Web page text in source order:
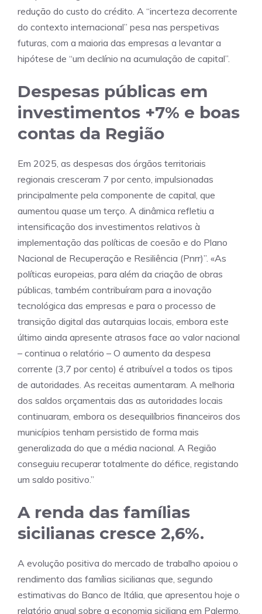
redução do custo do crédito. A “incerteza decorrente
do contexto internacional” pesa nas perspetivas
futuras, com a maioria das empresas a levantar a
hipótese de “um declínio na acumulação de capital”.
Despesas públicas em
investimentos +7% e boas
contas da Região
Em 2025, as despesas dos órgãos territoriais
regionais cresceram 7 por cento, impulsionadas
principalmente pela componente de capital, que
aumentou quase um terço. A dinâmica refletiu a
intensificação dos investimentos relativos à
implementação das políticas de coesão e do Plano
Nacional de Recuperação e Resiliência (Pnrr)”. «As
políticas europeias, para além da criação de obras
públicas, também contribuíram para a inovação
tecnológica das empresas e para o processo de
transição digital das autarquias locais, embora este
último ainda apresente atrasos face ao valor nacional
– continua o relatório – O aumento da despesa
corrente (3,7 por cento) é atribuível a todos os tipos
de autoridades. As receitas aumentaram. A melhoria
dos saldos orçamentais das as autoridades locais
continuaram, embora os desequilíbrios financeiros dos
municípios tenham persistido de forma mais
generalizada do que a média nacional. A Região
conseguiu recuperar totalmente do défice, registando
um saldo positivo.”
A renda das famílias
sicilianas cresce 2,6%.
A evolução positiva do mercado de trabalho apoiou o
rendimento das famílias sicilianas que, segundo
estimativas do Banco de Itália, que apresentou hoje o
relatório anual sobre a economia siciliana em Palermo,